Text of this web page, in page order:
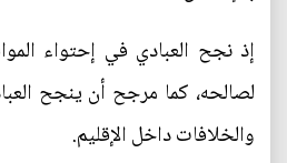
إذ نجح العبادي في إحتواء
لصالحه، كما مرجح أن ينجح
والخلافات داخل الإقليم.